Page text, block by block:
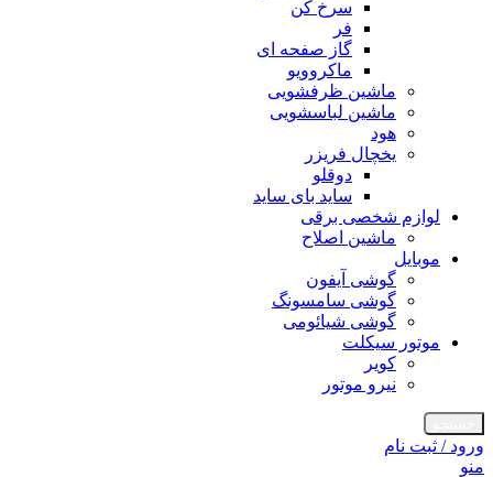
سرخ کن
فر
گاز صفحه ای
ماکروویو
ماشین ظرفشویی
ماشین لباسشویی
هود
یخچال فریزر
دوقلو
ساید بای ساید
لوازم شخصی برقی
ماشین اصلاح
موبایل
گوشی آیفون
گوشی سامسونگ
گوشی شیائومی
موتور سیکلت
کویر
نیرو موتور
ورود / ثبت نام
منو